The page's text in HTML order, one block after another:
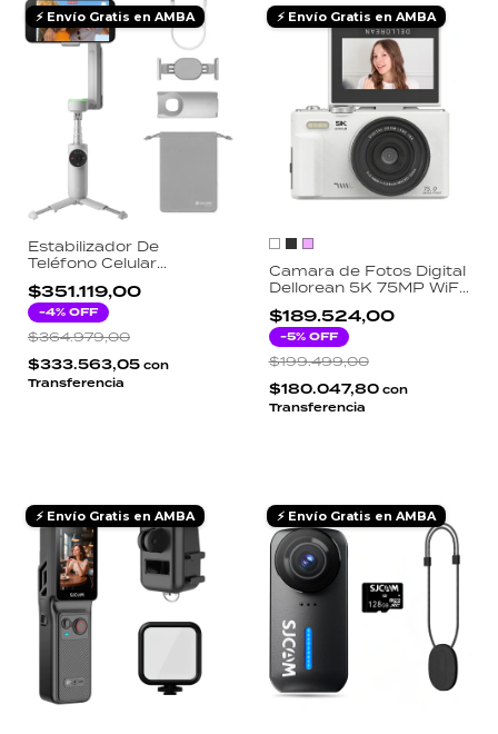
⚡ Envío Gratis en AMBA
Estabilizador De
Teléfono Celular
Insta360 Flow Grey
Gimbal
$351.119,00
-4% OFF
$364.979,00
$333.563,05 con
Transferencia
⚡ Envío Gratis en AMBA
Camara de Fotos Digital
Dellorean 5K 75MP WiFi
Kit de Fotografía con
Trípode y Memoria
64GB
$189.524,00
-5% OFF
$199.499,00
$180.047,80 con
Transferencia
⚡ Envío Gratis en AMBA ⚡ Envío Gratis en AMBA